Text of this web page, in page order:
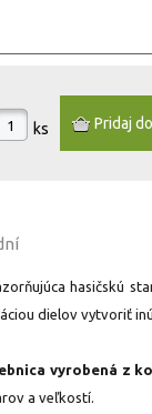
ks
hasičskú
dielov vytvoriť
vyrobená z
a veľkostí.